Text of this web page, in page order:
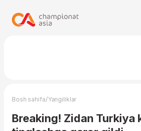
Bosh sahifa/Yangiliklar
Breaking! Zidan Turkiya